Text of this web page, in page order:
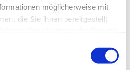
möglicherweise mit
die Sie ihnen bereitgestellt